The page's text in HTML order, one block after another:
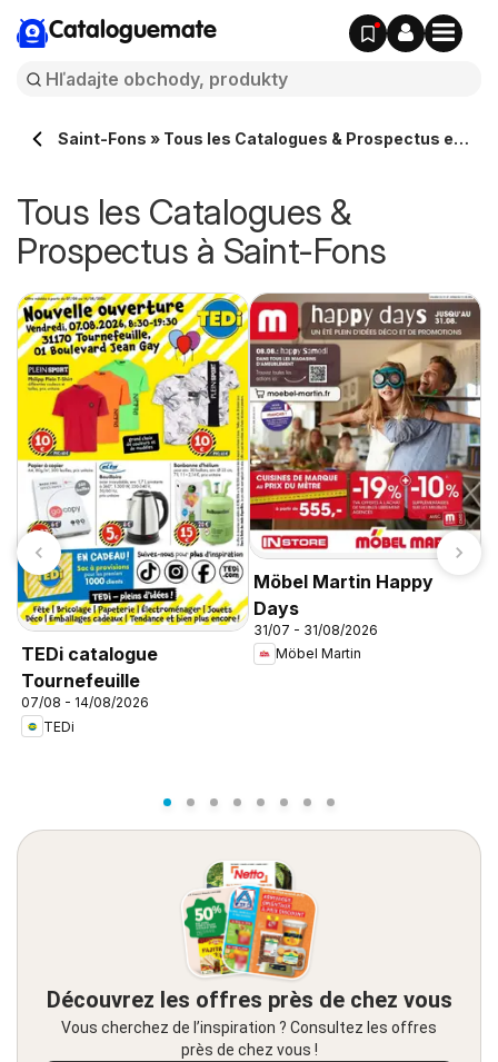
Cataloguemate
Saint-Fons » Tous les Catalogues & Prospectus en
Tous les Catalogues &
Prospectus à Saint-Fons
TEDi catalogue
Tournefeuille
07/08 - 14/08/2026
TEDi
Möbel Martin Happy
Days
31/07 - 31/08/2026
Möbel Martin
Découvrez les offres près de chez vous
Vous cherchez de l’inspiration ? Consultez les offres
près de chez vous !